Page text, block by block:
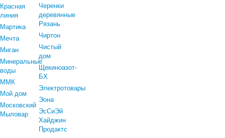
Красная
линия
Мартика
Мечта
Миган
Минеральные
воды
ММК
Мой дом
Московский
Мыловар
Черенки
деревянные
Рязань
Чиртон
Чистый
дом
Щекиноазот-
БХ
Электротовары
Эона
ЭсСиЭй
Хайджин
Продактс